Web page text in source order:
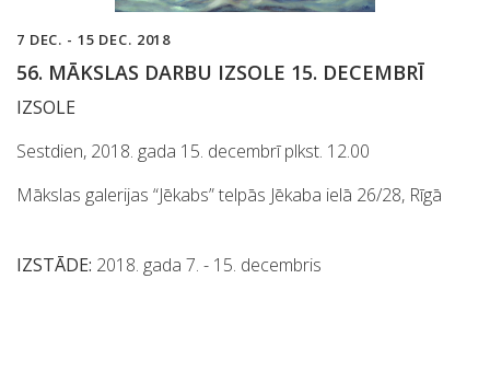
7 DEC. - 15 DEC. 2018
56. MĀKSLAS DARBU IZSOLE 15. DECEMBRĪ
IZSOLE
Sestdien, 2018. gada 15. decembrī plkst. 12.00
Mākslas galerijas “Jēkabs” telpās Jēkaba ielā 26/28, Rīgā
IZSTĀDE: 2018. gada 7. - 15. decembris